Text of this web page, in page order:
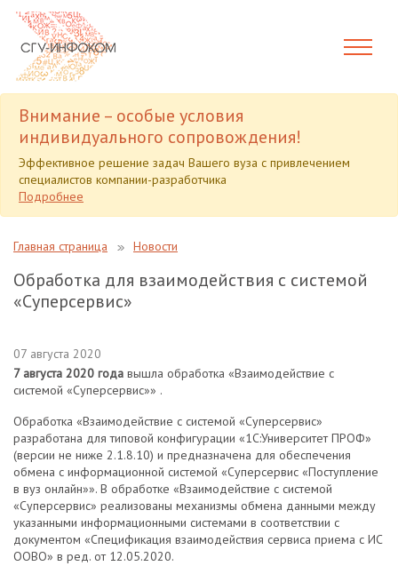
Внимание – особые условия
индивидуального сопровождения!
Эффективное решение задач Вашего вуза с привлечением
специалистов компании-разработчика
Подробнее
Главная страница Новости
Обработка для взаимодействия с системой
«Суперсервис»
07 августа 2020
7 августа 2020 года вышла обработка «Взаимодействие с
системой «Суперсервис»» .
Обработка «Взаимодействие с системой «Суперсервис»
разработана для типовой конфигурации «1С:Университет ПРОФ»
(версии не ниже 2.1.8.10) и предназначена для обеспечения
обмена с информационной системой «Суперсервис «Поступление
в вуз онлайн»». В обработке «Взаимодействие с системой
«Суперсервис» реализованы механизмы обмена данными между
указанными информационными системами в соответствии с
документом «Спецификация взаимодействия сервиса приема с ИС
ООВО» в ред. от 12.05.2020.